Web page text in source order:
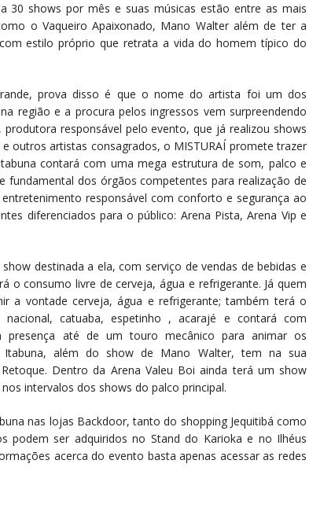
shows por mês e suas músicas estão entre as mais
o Vaqueiro Apaixonado, Mano Walter além de ter a
estilo próprio que retrata a vida do homem típico do
prova disso é que o nome do artista foi um dos
região e a procura pelos ingressos vem surpreendendo
responsável pelo evento, que já realizou shows
outros artistas consagrados, o MISTURAÍ promete trazer
contará com uma mega estrutura de som, palco e
dos órgãos competentes para realização de
responsável com conforto e segurança ao
diferenciados para o público: Arena Pista, Arena Vip e
destinada a ela, com serviço de vendas de bebidas e
o consumo livre de cerveja, água e refrigerante. Já quem
a vontade cerveja, água e refrigerante; também terá o
catuaba, espetinho , acarajé e contará com
presença até de um touro mecânico para animar os
Itabuna, além do show de Mano Walter, tem na sua
Dentro da Arena Valeu Boi ainda terá um show
intervalos dos shows do palco principal.
nas lojas Backdoor, tanto do shopping Jequitibá como
podem ser adquiridos no Stand do Karioka e no Ilhéus
acerca do evento basta apenas acessar as redes